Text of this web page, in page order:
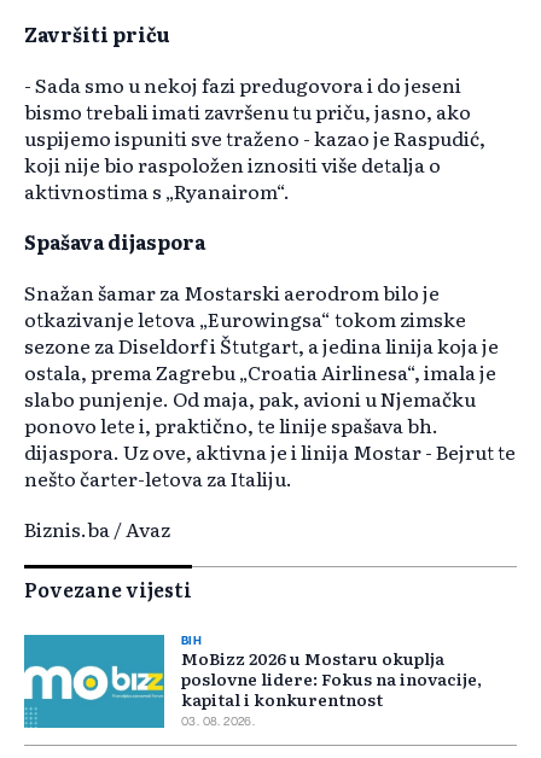
Završiti priču
- Sada smo u nekoj fazi predugovora i do jeseni
bismo trebali imati završenu tu priču, jasno, ako
uspijemo ispuniti sve traženo - kazao je Raspudić,
koji nije bio raspoložen iznositi više detalja o
aktivnostima s „Ryanairom“.
Spašava dijaspora
Snažan šamar za Mostarski aerodrom bilo je
otkazivanje letova „Eurowingsa“ tokom zimske
sezone za Diseldorf i Štutgart, a jedina linija koja je
ostala, prema Zagrebu „Croatia Airlinesa“, imala je
slabo punjenje. Od maja, pak, avioni u Njemačku
ponovo lete i, praktično, te linije spašava bh.
dijaspora. Uz ove, aktivna je i linija Mostar - Bejrut te
nešto čarter-letova za Italiju.
Biznis.ba / Avaz
Povezane vijesti
BIH
MoBizz 2026 u Mostaru okuplja
poslovne lidere: Fokus na inovacije,
kapital i konkurentnost
03. 08. 2026.